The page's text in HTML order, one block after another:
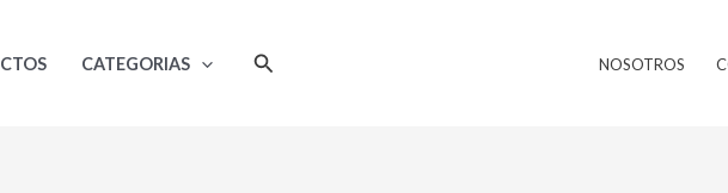
CATEGORIAS Buscar NOSOTROS
$ 230,000.00.$